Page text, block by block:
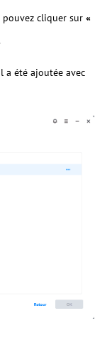
cliquer sur «
a été ajoutée avec